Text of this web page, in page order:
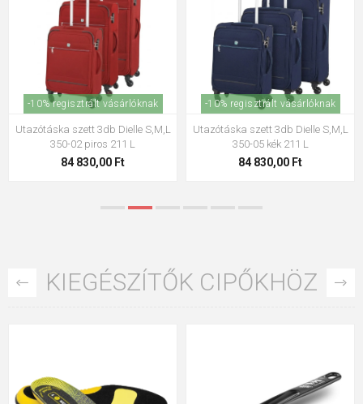
-10% regisztrált vásárlóknak
Heys AeroLite S,M Fekete S: 47 L /
M: 79
159 103,00 Ft
-10% regisztrált vásárlóknak
Heys AeroLite S,M Ezüst S: 47 L /
M: 79
159 103,00 Ft
KIEGÉSZÍTŐK CIPŐKHÖZ